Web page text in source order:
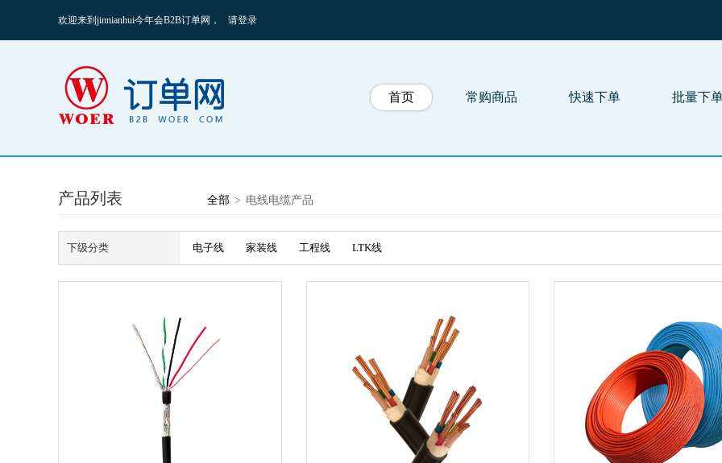
欢迎来到jinnianhui今年会B2B订单网， 请登录
首页 常购商品 快速下单 批量下
产品列表 全部 > 电线电缆产品
下级分类 电子线 家装线 工程线 LTK线